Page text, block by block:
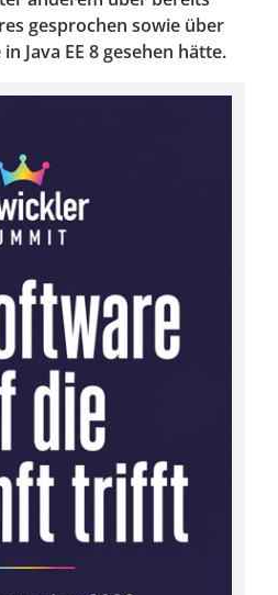
gesprochen sowie über
Java EE 8 gesehen hätte.